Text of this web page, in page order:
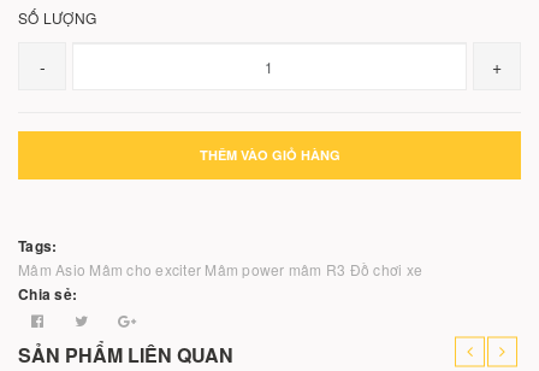
SỐ LƯỢNG
- +
THÊM VÀO GIỎ HÀNG
Tags:
Mâm Asio Mâm cho exciter Mâm power mâm R3 Đồ chơi xe
Chia sẻ:
SẢN PHẨM LIÊN QUAN